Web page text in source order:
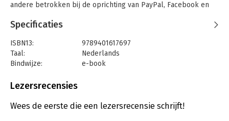
andere betrokken bij de oprichting van PayPal, Facebook en
de belangrijkste supporters van Donald Trump. Maar ondanks
waar hij bij betrokken is, kennen maar weinig mensen hem
écht.
een internet- pionier werd, en hoe hij zijn macht daarbuiten
portret van een van de grootste spelers in Silicon Valley, maar
Specificaties
ISBN13:
9789401617697
Taal:
Nederlands
Bindwijze:
e-book
Bestandsformaat:
Uitgever:
Xander Uitgevers B.V.
Lezersrecensies
Wees de eerste die een lezersrecensie schrijft!